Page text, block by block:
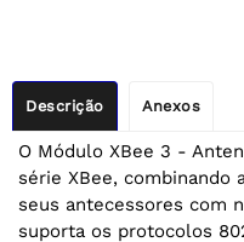
Descrição Anexos
O Módulo XBee 3 -
série XBee, combinando
seus antecessores com
suporta os protocolos